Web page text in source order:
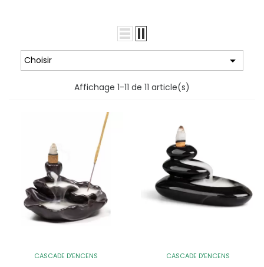
Choisir 
Affichage 1-11 de 11 article(s)
CASCADE D'ENCENS CASCADE D'ENCENS